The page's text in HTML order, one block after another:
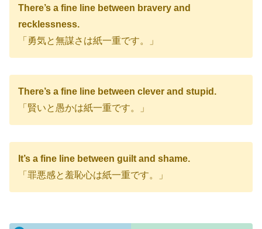
There’s a fine line between bravery and
recklessness.
「勇気と無謀さは紙一重です。」
There’s a fine line between clever and stupid.
「賢いと愚かは紙一重です。」
It’s a fine line between guilt and shame.
「罪悪感と羞恥心は紙一重です。」